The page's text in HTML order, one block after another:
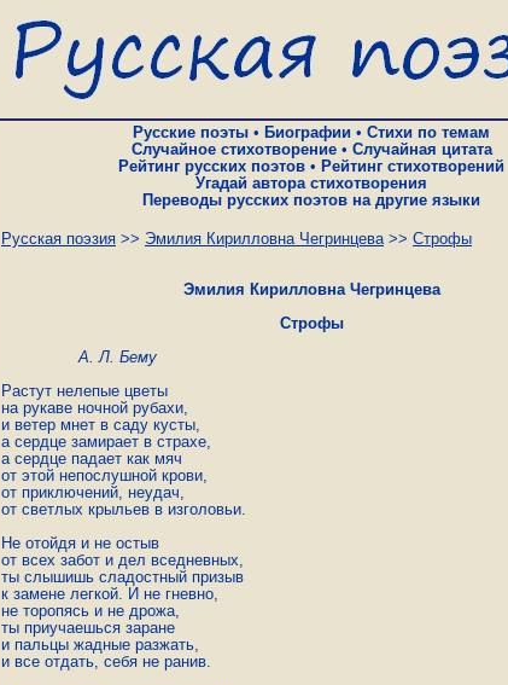
Русские поэты • Биографии • Стихи по темам
Случайное стихотворение• Случайная цитата
Рейтинг русских поэтов • Рейтинг стихотворений
Угадай автора стихотворения
Переводы русских поэтов на другие языки
Русская поэзия >> Эмилия Кирилловна Чегринцева>> Строфы
Эмилия Кирилловна Чегринцева
Строфы
А. Л. Бему
Растут нелепые цветы
на рукаве ночной рубахи,
и ветер мнет в саду кусты,
а сердце замирает в страхе,
а сердце падает как мяч
от этой непослушной крови,
от приключений, неудач,
от светлых крыльев в изголовьи.
Не отойдя и не остыв
от всех забот и дел вседневных,
ты слышишь сладостный призыв
к замене легкой. И не гневно,
не торопясь и не дрожа,
ты приучаешься заране
и пальцы жадные разжать,
и все отдать, себя не ранив.